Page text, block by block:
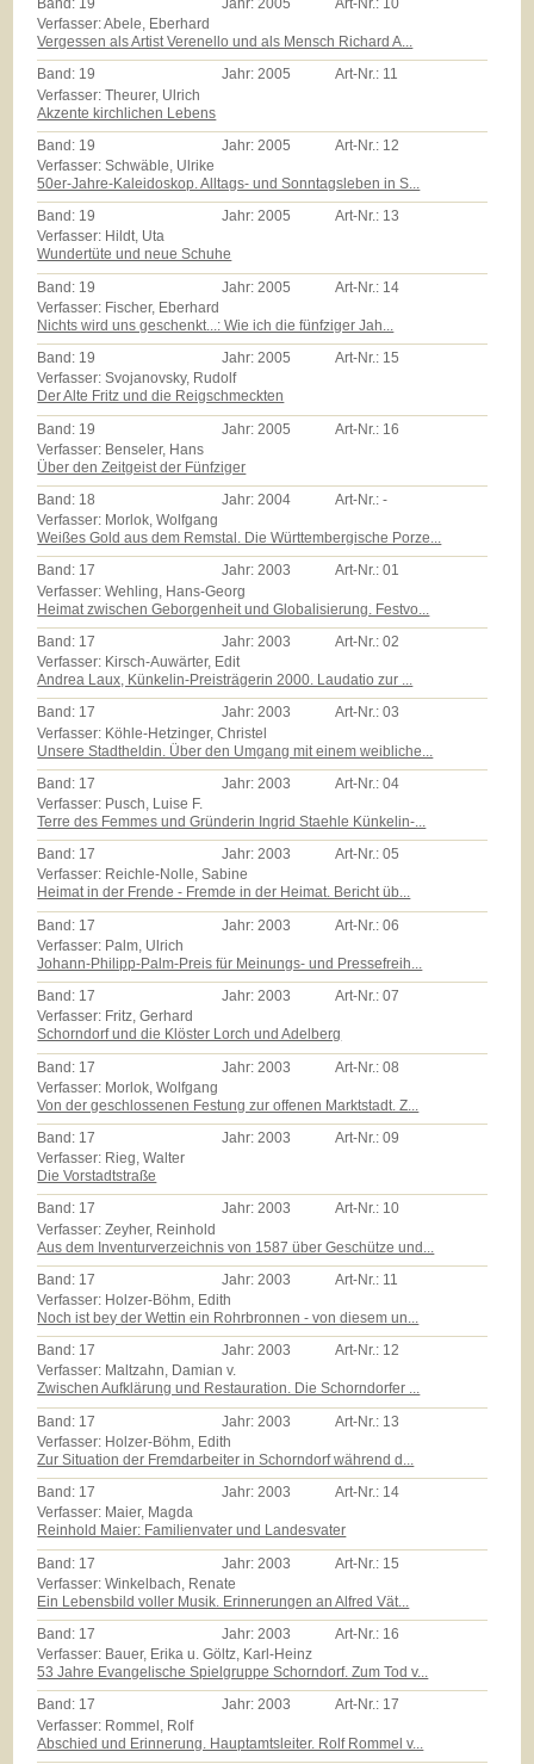
Band: 19 Jahr:2005 Art-Nr.: 10
Verfasser: Abele, Eberhard
Vergessen als Artist Verenello und als Mensch Richard A...
Band: 19 Jahr:2005 Art-Nr.: 11
Verfasser: Theurer, Ulrich
Akzente kirchlichen Lebens
Band: 19 Jahr:2005 Art-Nr.: 12
Verfasser: Schwäble, Ulrike
50er-Jahre-Kaleidoskop. Alltags- und Sonntagsleben in S...
Band: 19 Jahr:2005 Art-Nr.: 13
Verfasser: Hildt, Uta
Wundertüte und neue Schuhe
Band: 19 Jahr: 2005 Art-Nr.: 14
Verfasser: Fischer, Eberhard
Nichts wird uns geschenkt...: Wie ich die fünfziger Jah...
Band: 19 Jahr:2005 Art-Nr.: 15
Verfasser: Svojanovsky, Rudolf
Der Alte Fritz und die Reigschmeckten
Band: 19 Jahr: 2005 Art-Nr.: 16
Verfasser: Benseler, Hans
Über den Zeitgeist der Fünfziger
Band: 18 Jahr:2004 Art-Nr.:-
Verfasser: Morlok, Wolfgang
Weißes Gold aus dem Remstal. Die Württembergische Porze...
Band: 17 Jahr:2003 Art-Nr.:01
Verfasser: Wehling, Hans-Georg
Heimat zwischen Geborgenheit und Globalisierung. Festvo...
Band: 17 Jahr:2003 Art-Nr.:02
Verfasser: Kirsch-Auwärter, Edit
Andrea Laux, Künkelin-Preisträgerin 2000. Laudatio zur ...
Band: 17 Jahr:2003 Art-Nr.:03
Verfasser: Köhle-Hetzinger, Christel
Unsere Stadtheldin. Über den Umgang mit einem weibliche...
Band: 17 Jahr: 2003 Art-Nr.:04
Verfasser: Pusch, Luise F.
Terre des Femmes und Gründerin Ingrid Staehle Künkelin-...
Band: 17 Jahr:2003 Art-Nr.:05
Verfasser: Reichle-Nolle, Sabine
Heimat in der Frende - Fremde in der Heimat. Bericht üb...
Band: 17 Jahr: 2003 Art-Nr.:06
Verfasser: Palm, Ulrich
Johann-Philipp-Palm-Preis für Meinungs- und Pressefreih...
Band: 17 Jahr:2003 Art-Nr.:07
Verfasser: Fritz, Gerhard
Schorndorf und die Klöster Lorch und Adelberg
Band: 17 Jahr: 2003 Art-Nr.:08
Verfasser: Morlok, Wolfgang
Von der geschlossenen Festung zur offenen Marktstadt. Z...
Band: 17 Jahr:2003 Art-Nr.:09
Verfasser: Rieg, Walter
Die Vorstadtstraße
Band: 17 Jahr:2003 Art-Nr.: 10
Verfasser: Zeyher, Reinhold
Aus dem Inventurverzeichnis von 1587 über Geschütze und...
Band: 17 Jahr:2003 Art-Nr.: 11
Verfasser: Holzer-Böhm, Edith
Noch ist bey der Wettin ein Rohrbronnen - von diesem un...
Band: 17 Jahr:2003 Art-Nr.: 12
Verfasser: Maltzahn, Damian v.
Zwischen Aufklärung und Restauration. Die Schorndorfer ...
Band: 17 Jahr: 2003 Art-Nr.: 13
Verfasser: Holzer-Böhm, Edith
Zur Situation der Fremdarbeiter in Schorndorf während d...
Band: 17 Jahr:2003 Art-Nr.: 14
Verfasser: Maier, Magda
Reinhold Maier: Familienvater und Landesvater
Band: 17 Jahr: 2003 Art-Nr.: 15
Verfasser: Winkelbach, Renate
Ein Lebensbild voller Musik. Erinnerungen an Alfred Vät...
Band: 17 Jahr:2003 Art-Nr.: 16
Verfasser: Bauer, Erika u. Göltz, Karl-Heinz
53 Jahre Evangelische Spielgruppe Schorndorf. Zum Tod v...
Band: 17 Jahr:2003 Art-Nr.: 17
Verfasser: Rommel, Rolf
Abschied und Erinnerung. Hauptamtsleiter. Rolf Rommel v...